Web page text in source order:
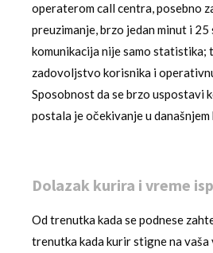
operaterom call centra, posebno
preuzimanje, brzo jedan minut i 25
komunikacija nije samo statistika;
zadovoljstvo korisnika i
Sposobnost da se brzo uspostavi
postala je očekivanje u
Dolazak kurira i vreme
Od trenutka kada se podnese
trenutka kada kurir stigne na